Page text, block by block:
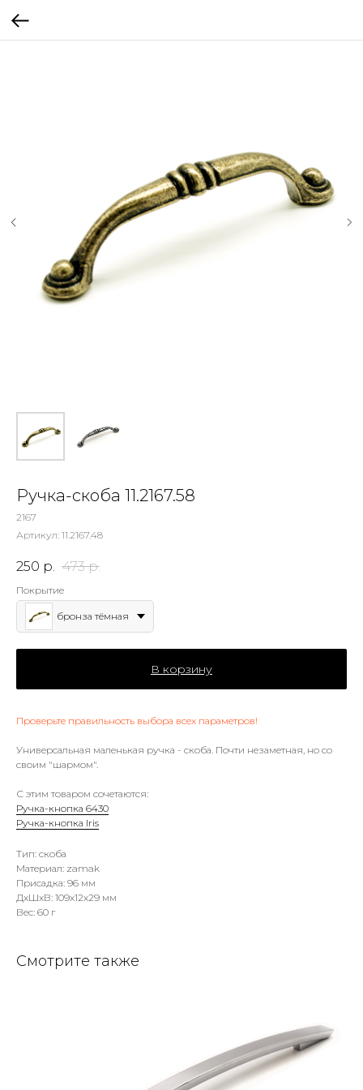
Ручка-скоба 11.2167.58
2167
Артикул: 11.2167.48
250 р. 473 р.
Покрытие
бронза тёмная
В корзину
Проверьте правильность выбора всех параметров!
Универсальная маленькая ручка - скоба. Почти незаметная, но со
своим "шармом".
С этим товаром сочетаются:
Ручка-кнопка 6430
Ручка-кнопка Iris
Тип: скоба
Материал: zamak
Присадка: 96 мм
ДxШxВ: 109x12x29 мм
Вес: 60 г
Смотрите также